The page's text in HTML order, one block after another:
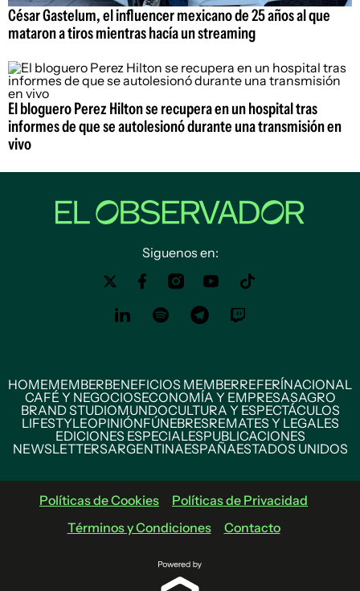
César Gastelum, el influencer mexicano de 25 años al que
mataron a tiros mientras hacía un streaming
El bloguero Perez Hilton se recupera en un hospital tras
informes de que se autolesionó durante una transmisión en
vivo
Siguenos en:
HOMEMEMBERBENEFICIOS MEMBERREFERÍNACIONAL
CAFÉ Y NEGOCIOSECONOMÍA Y EMPRESASAGRO
BRAND STUDIOMUNDOCULTURA Y ESPECTÁCULOS
LIFESTYLEOPINIÓNFÚNEBRESREMATES Y LEGALES
EDICIONES ESPECIALESPUBLICACIONES
NEWSLETTERSARGENTINAESPAÑAESTADOS UNIDOS
Políticas de Cookies
Políticas de Privacidad
Términos y Condiciones
Contacto